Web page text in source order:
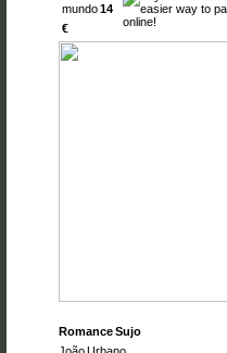
mundo14
€
Romance Sujo